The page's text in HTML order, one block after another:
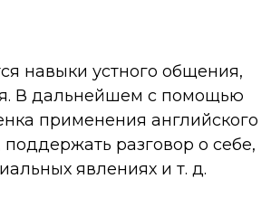
навыки устного общения,
В дальнейшем с помощью
применения английского
разговор о себе,
явлениях и т. д.